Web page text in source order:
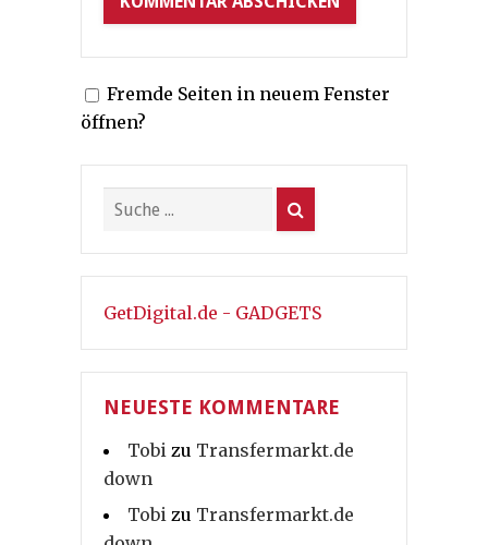
Fremde Seiten in neuem Fenster
öffnen?
GetDigital.de - GADGETS
NEUESTE KOMMENTARE
Tobi zu Transfermarkt.de
down
Tobi zu Transfermarkt.de